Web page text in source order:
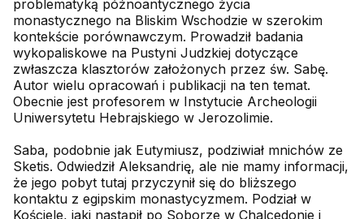
problematyką późnoantycznego życia
monastycznego na Bliskim Wschodzie w szerokim
kontekście porównawczym. Prowadził badania
wykopaliskowe na Pustyni Judzkiej dotyczące
zwłaszcza klasztorów założonych przez św. Sabę.
Autor wielu opracowań i publikacji na ten temat.
Obecnie jest profesorem w Instytucie Archeologii
Uniwersytetu Hebrajskiego w Jerozolimie.
Saba, podobnie jak Eutymiusz, podziwiał mnichów ze
Sketis. Odwiedził Aleksandrię, ale nie mamy informacji,
że jego pobyt tutaj przyczynił się do bliższego
kontaktu z egipskim monastycyzmem. Podział w
Kościele, jaki nastąpił po Soborze w Chalcedonie i